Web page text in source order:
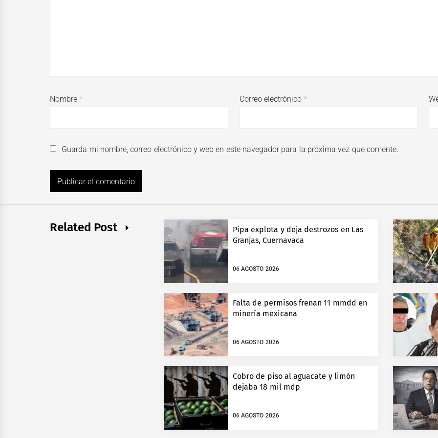
Nombre* Correo electrónico*
Guarda mi nombre, correo electrónico y web en este navegador para la próxima vez que comente.
Related Post
Pipa explota y deja destrozos en Las
Granjas, Cuernavaca
06 AGOSTO 2026
Falta de permisos frenan 11 mmdd en
minería mexicana
06 AGOSTO 2026
Cobro de piso al aguacate y limón
dejaba 18 mil mdp
06 AGOSTO 2026